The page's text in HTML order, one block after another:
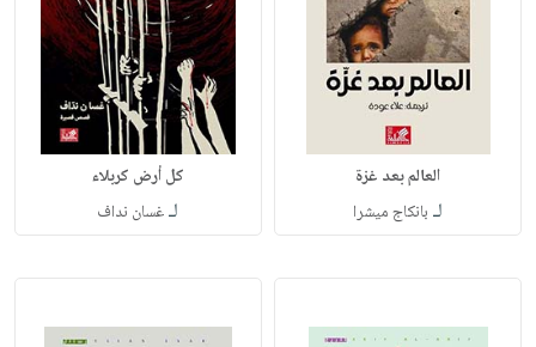
العالم بعد غزة
لـ بانكاج ميشرا
كل أرض كربلاء
لـغسان نداف